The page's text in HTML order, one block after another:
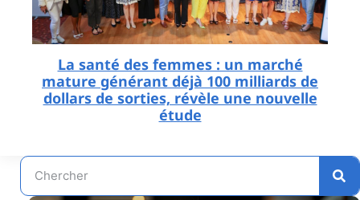
La santé des femmes : un marché
mature générant déjà 100 milliards de
dollars de sorties, révèle une nouvelle
étude